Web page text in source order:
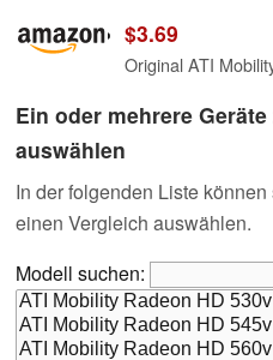
$3.69
Ein oder mehrere
auswählen
In der folgenden Liste
einen Vergleich auswählen.
Modell suchen: